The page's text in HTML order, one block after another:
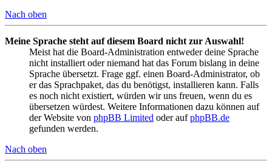
Nach oben
Meine Sprache steht auf diesem Board nicht zur Auswahl!
Meist hat die Board-Administration entweder deine Sprache
nicht installiert oder niemand hat das Forum bislang in deine
Sprache übersetzt. Frage ggf. einen Board-Administrator, ob
er das Sprachpaket, das du benötigst, installieren kann. Falls
es noch nicht existiert, würden wir uns freuen, wenn du es
übersetzen würdest. Weitere Informationen dazu können auf
der Website von phpBB Limited oder aufphpBB.de
gefunden werden.
Nach oben